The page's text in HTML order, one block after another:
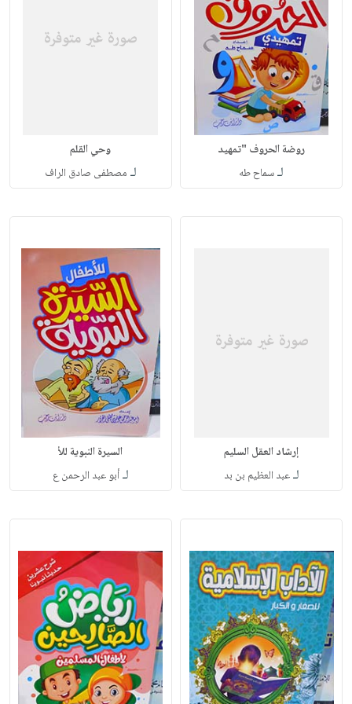
روضة الحروف "تمهيد
لـسماح طه
وحي القلم
لـ مصطفى صادق الراف
إرشاد العقل السليم
لـعبد العظيم بن بد
السيرة النبوية للأ
لـأبو عبد الرحمن ع